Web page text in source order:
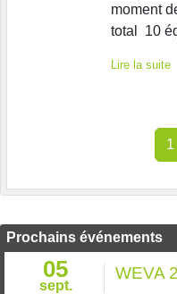
moment
total 10
Lire la suite
1
Prochains événements
05
sept.
WEVA